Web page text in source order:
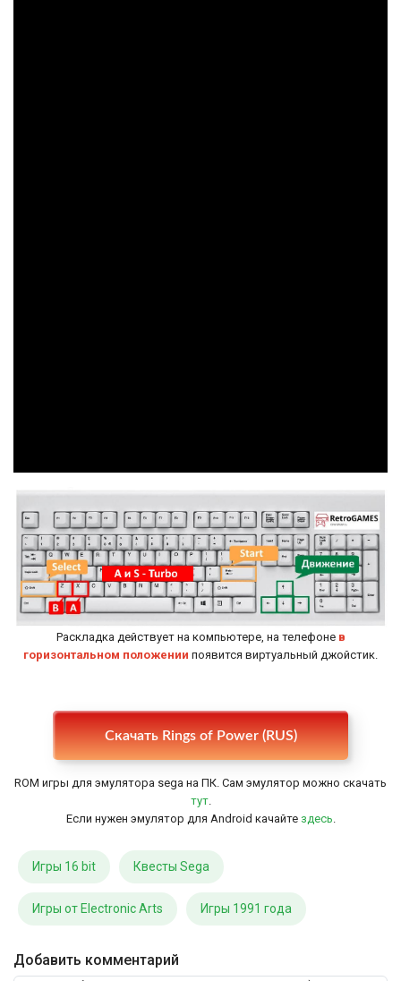
Раскладка действует на компьютере, на телефоне в
горизонтальном положении появится виртуальный джойстик.
Скачать Rings of Power (RUS)
ROM игры для эмулятора sega на ПК. Сам эмулятор можно скачать
тут.
Если нужен эмулятор для Android качайте здесь.
Игры 16 bit Квесты Sega
Игры от Electronic Arts Игры 1991 года
Добавить комментарий